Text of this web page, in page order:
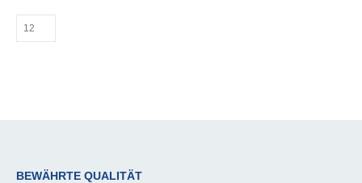
BEWÄHRTE QUALITÄT